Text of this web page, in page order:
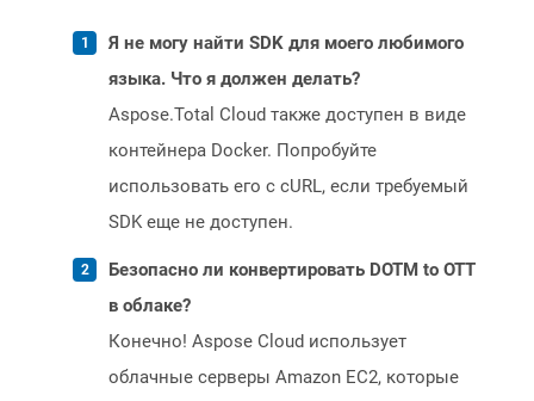
Я не могу найти SDK для моего любимого
языка. Что я должен делать?
Aspose.Total Cloud также доступен в виде
контейнера Docker. Попробуйте
использовать его с cURL, если требуемый
SDK еще не доступен.
Безопасно ли конвертировать DOTM to OTT
в облаке?
Конечно! Aspose Cloud использует
облачные серверы Amazon EC2, которые